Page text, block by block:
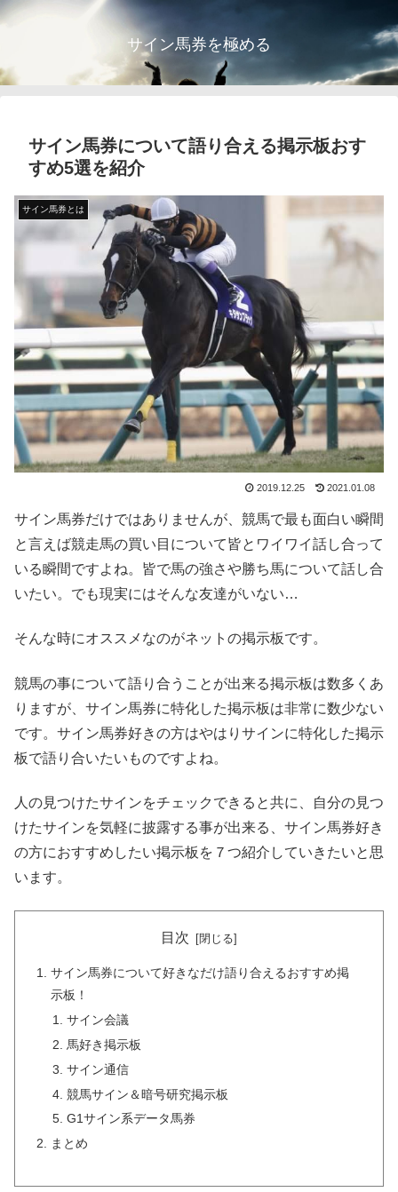
サイン馬券を極める
サイン馬券について語り合える掲示板おす
すめ5選を紹介
サイン馬券とは
2019.12.25 2021.01.08
サイン馬券だけではありませんが、競馬で最も面白い瞬間
と言えば競走馬の買い目について皆とワイワイ話し合って
いる瞬間ですよね。皆で馬の強さや勝ち馬について話し合
いたい。でも現実にはそんな友達がいない…
そんな時にオススメなのがネットの掲示板です。
競馬の事について語り合うことが出来る掲示板は数多くあ
りますが、サイン馬券に特化した掲示板は非常に数少ない
です。サイン馬券好きの方はやはりサインに特化した掲示
板で語り合いたいものですよね。
人の見つけたサインをチェックできると共に、自分の見つ
けたサインを気軽に披露する事が出来る、サイン馬券好き
の方におすすめしたい掲示板を７つ紹介していきたいと思
います。
目次
サイン馬券について好きなだけ語り合えるおすすめ掲
示板！
サイン会議
馬好き掲示板
サイン通信
競馬サイン＆暗号研究掲示板
G1サイン系データ馬券
まとめ